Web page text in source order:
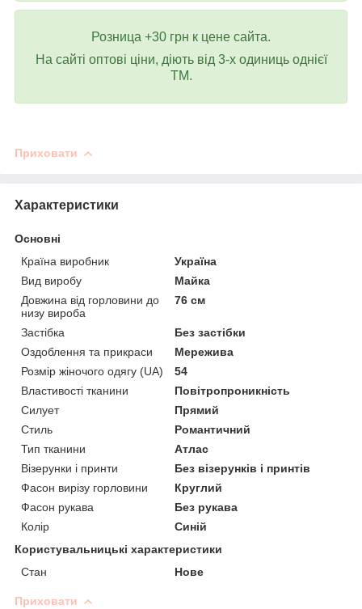
Розница +30 грн к цене сайта.
На сайті оптові ціни, діють від 3-х одиниць однієї
ТМ.
Приховати
Характеристики
Основні
Країна виробник
Україна
Вид виробу
Майка
Довжина від горловини до
низу вироба
76 см
Застібка
Без застібки
Оздоблення та прикраси
Мережива
Розмір жіночого одягу (UA)
54
Властивості тканини
Повітропроникність
Силует
Прямий
Стиль
Романтичний
Тип тканини
Атлас
Візерунки і принти
Без візерунків і принтів
Фасон вирізу горловини
Круглий
Фасон рукава
Без рукава
Колір
Синій
Користувальницькі характеристики
Стан
Нове
Приховати